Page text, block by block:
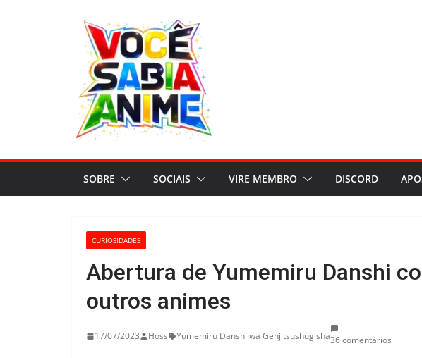
SOBRE SOCIAIS VIRE MEMBRO DISCORD
CURIOSIDADES
Abertura de Yumemiru Danshi
outros animes
17/07/2023 Hoss Yumemiru Danshi wa Genjitsushugisha36 comentários